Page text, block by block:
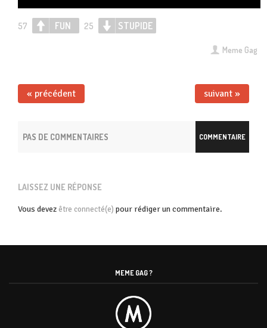
Meme Gag
57 FUN 25 STUPIDE
« précédent suivant »
COMMENTAIRE
PAS DE COMMENTAIRES
LAISSEZ UNE RÉPONSE
Vous devez être connecté(e) pour rédiger un commentaire.
MEME GAG ?